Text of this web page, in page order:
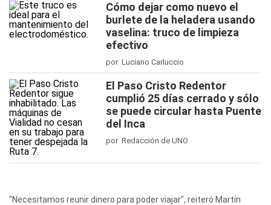
Cómo dejar como nuevo el
burlete de la heladera usando
vaselina: truco de limpieza
efectivo
por Luciano Carluccio
El Paso Cristo Redentor
cumplió 25 días cerrado y sólo
se puede circular hasta Puente
del Inca
por Redacción de UNO
"Necesitamos reunir dinero para poder viajar", reiteró Martín